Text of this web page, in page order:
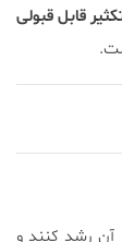
قابل قبولی
رشد کنند و